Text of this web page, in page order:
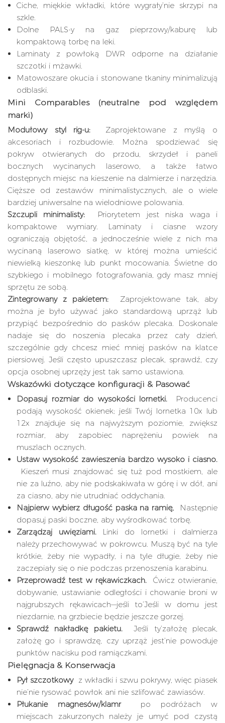
Ciche, miękkie wkładki, które wygrały’nie skrzypi na
szkle.
Dolne PALS-y na gaz pieprzowy/kaburę lub
kompaktową torbę na leki.
Laminaty z powłoką DWR odporne na działanie
szczotki i mżawki.
Matowoszare okucia i stonowane tkaniny minimalizują
odblaski.
Mini Comparables (neutralne pod względem
marki)
Modułowy styl rig-u:
Zaprojektowane z myślą o
akcesoriach i rozbudowie. Można spodziewać się
pokryw otwieranych do przodu, skrzydeł i paneli
bocznych wycinanych laserowo, a także łatwo
dostępnych miejsc na kieszenie na dalmierze i narzędzia.
Cięższe od zestawów minimalistycznych, ale o wiele
bardziej uniwersalne na wielodniowe polowania.
Szczupli minimalisty:
Priorytetem jest niska waga i
kompaktowe wymiary. Laminaty i ciasne wzory
ograniczają objętość, a jednocześnie wiele z nich ma
wycinaną laserowo siatkę, w której można umieścić
niewielką kieszonkę lub punkt mocowania. Świetne do
szybkiego i mobilnego fotografowania, gdy masz mniej
sprzętu ze sobą.
Zintegrowany z pakietem:
Zaprojektowane tak, aby
można je było używać jako standardową uprząż lub
przypiąć bezpośrednio do pasków plecaka. Doskonale
nadaje się do noszenia plecaka przez cały dzień,
szczególnie gdy chcesz mieć mniej pasków na klatce
piersiowej. Jeśli często upuszczasz plecak, sprawdź, czy
opcja osobnej uprzęży jest tak samo ustawiona.
Wskazówki dotyczące konfiguracji & Pasować
Dopasuj rozmiar do wysokości lornetki.
Producenci
podają wysokość okienek; jeśli Twój lornetka 10x lub
12x znajduje się na najwyższym poziomie, zwiększ
rozmiar, aby zapobiec naprężeniu powiek na
muszlach ocznych.
Ustaw wysokość zawieszenia bardzo wysoko i ciasno.
Kieszeń musi znajdować się tuż pod mostkiem, ale
nie za luźno, aby nie podskakiwała w górę i w dół, ani
za ciasno, aby nie utrudniać oddychania.
Najpierw wybierz długość paska na ramię,
Następnie
dopasuj paski boczne, aby wyśrodkować torbę.
Zarządzaj uwięziami. Linki do lornetki i dalmierza
należy przechowywać w pokrowcu. Muszą być na tyle
krótkie, żeby nie wypadły, i na tyle długie, żeby nie
zaczepiały się o nie podczas przenoszenia karabinu.
Przeprowadź test w rękawiczkach.
Ćwicz otwieranie,
dobywanie, ustawianie odległości i chowanie broni w
najgrubszych rękawicach—jeśli to’Jeśli w domu jest
niezdarnie, na grzbiecie będzie jeszcze gorzej.
Sprawdź nakładkę pakietu.
Jeśli ty’założę plecak,
założę go i sprawdzę, czy uprząż jest’nie powoduje
punktów nacisku pod ramiączkami.
Pielęgnacja & Konserwacja
Pył szczotkowy z wkładki i szwu pokrywy, więc piasek
nie’nie rysować powłok ani nie szlifować zawiasów.
Płukanie magnesów/klamr
po podróżach w
miejscach zakurzonych należy je umyć pod czystą